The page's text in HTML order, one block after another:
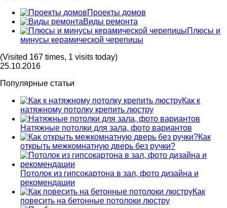
Проекты домов
Виды ремонта
Плюсы и
минусы керамической черепицы
(Visited 167 times, 1 visits today)
25.10.2016
Популярные статьи
Как к
натяжному потолку крепить люстру
Натяжные потолки для зала, фото вариантов
Как
открыть межкомнатную дверь без ручки?
Потолок из гипсокартона в зал, фото дизайна и
рекомендации
Как
повесить на бетонные потолоки люстру